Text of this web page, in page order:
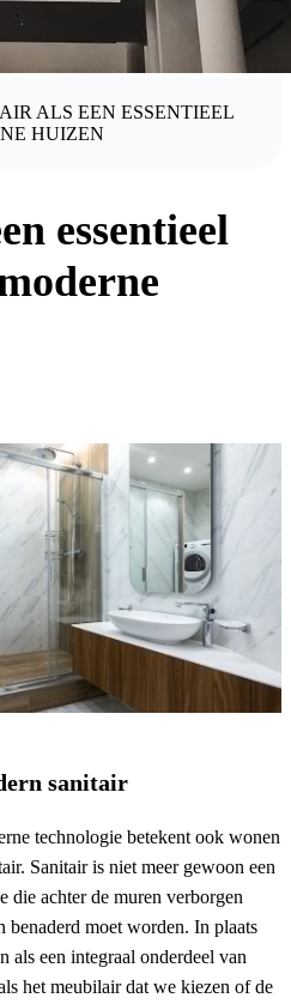
ALS EEN ESSENTIEEL
HUIZEN
essentieel
sanitair
technologie betekent ook wonen
Sanitair is niet meer gewoon een
die achter de muren verborgen
benaderd moet worden. In plaats
als een integraal onderdeel van
het meubilair dat we kiezen of de